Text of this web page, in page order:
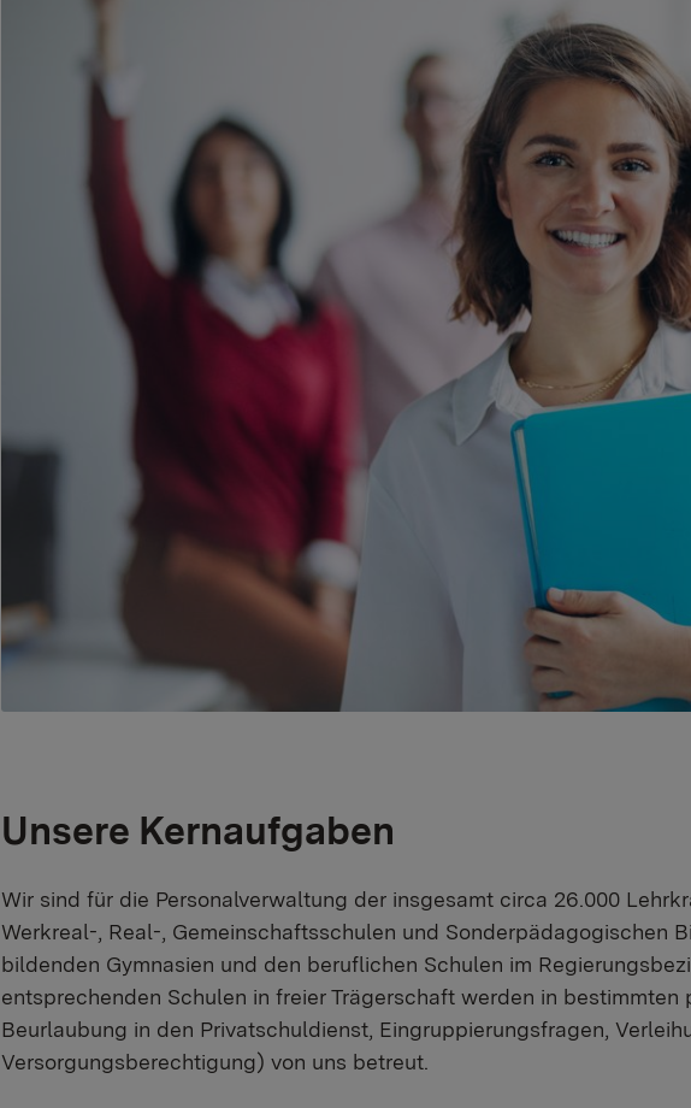
Unsere Kernaufgaben
Wir sind für die Personalverwaltung der insgesamt circa 26.000
Werkreal-, Real-, Gemeinschaftsschulen und Sonderpädagogischen
bildenden Gymnasien und den beruflichen Schulen im
entsprechenden Schulen in freier Trägerschaft werden in
Beurlaubung in den Privatschuldienst, Eingruppierungsfragen,
Versorgungsberechtigung) von uns betreut.